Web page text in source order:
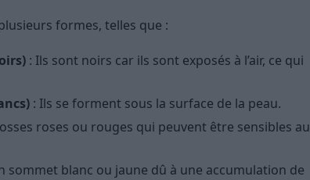
formes, telles que :
: Ils sont noirs car ils sont exposés à l’air, ce qui
: Ils se forment sous la surface de la peau.
roses ou rouges qui peuvent être sensibles au
sommet blanc ou jaune dû à une accumulation de